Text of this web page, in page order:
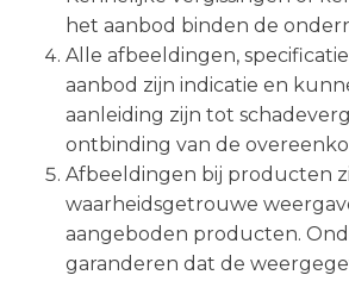
het aanbod binden de
Alle afbeeldingen,
aanbod zijn indicatie en
aanleiding zijn tot
ontbinding van de
Afbeeldingen bij producten
waarheidsgetrouwe
aangeboden producten.
garanderen dat de